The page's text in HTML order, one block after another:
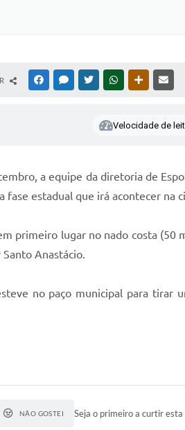
FACEBOOKMESSENGER
TWITTERWHATSAPPOUTRAS
Velocidade de
a equipe da diretoria de
fase estadual que irá acontecer na
primeiro lugar no nado costa (50
Anastácio.
no paço municipal para tirar
NÃO GOSTEI Seja o primeiro a curtir esta